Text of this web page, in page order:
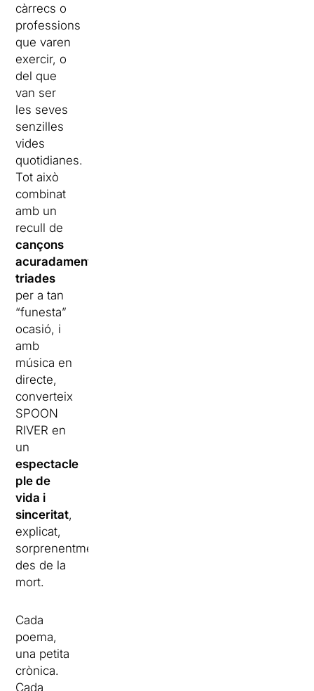
càrrecs o
professions
que varen
exercir, o
del que
van ser
les seves
senzilles
vides
quotidianes.
Tot això
combinat
amb un
recull de
cançons
acuradament
triades
per a tan
“funesta”
ocasió, i
amb
música en
directe,
converteix
SPOON
RIVER en
un
espectacle
ple de
vida i
sinceritat,
explicat,
sorprenentment,
des de la
mort.
Cada
poema,
una petita
crònica.
Cada